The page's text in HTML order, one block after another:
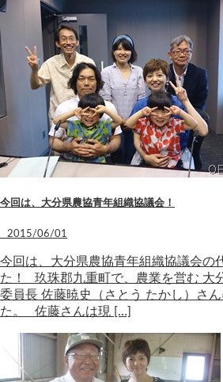
今回は、大分県農協青年組織協議会！
2015/06/01
今回は、大分県農協青年組織協議会の
た！ 玖珠郡九重町で、農業を営む 大
委員長 佐藤暁史（さとう たかし）さ
た。 佐藤さんは現 […]